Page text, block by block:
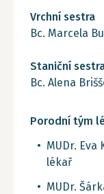
Vrchní sestra
Bc. Marcela
Staniční
Bc. Alena
Porodní tým
MUDr.
lékař
MUDr.